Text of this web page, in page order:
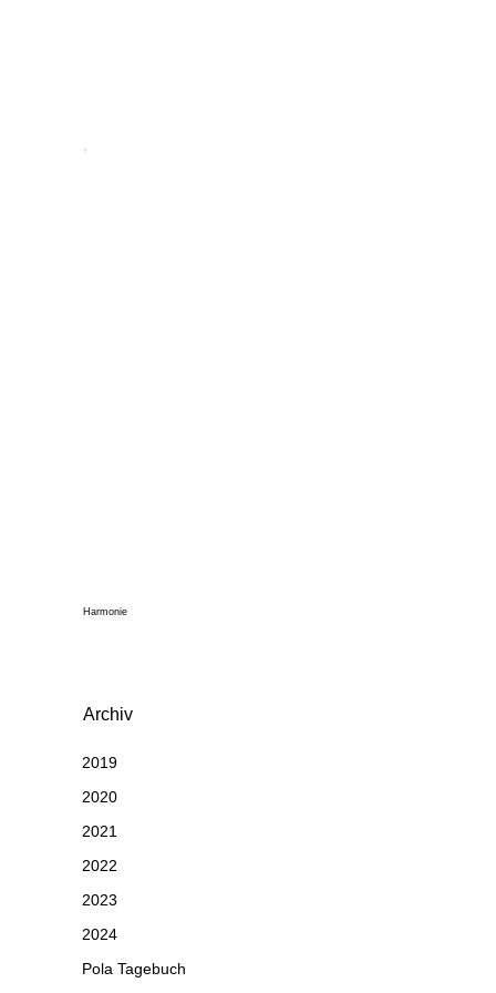
Harmonie
Archiv
2019
2020
2021
2022
2023
2024
Pola Tagebuch